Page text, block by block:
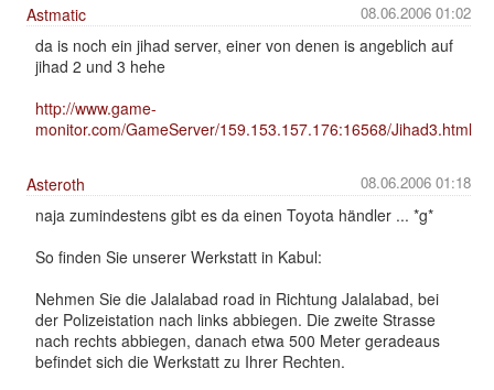
08.06.2006 01:02
Astmatic
da is noch ein jihad server, einer von denen is angeblich auf
jihad 2 und 3 hehe
http://www.game-
monitor.com/GameServer/159.153.157.176:16568/Jihad3.html
08.06.2006 01:18
Asteroth
naja zumindestens gibt es da einen Toyota händler ... *g*
So finden Sie unserer Werkstatt in Kabul:
Nehmen Sie die Jalalabad road in Richtung Jalalabad, bei
der Polizeistation nach links abbiegen. Die zweite Strasse
nach rechts abbiegen, danach etwa 500 Meter geradeaus
befindet sich die Werkstatt zu Ihrer Rechten.